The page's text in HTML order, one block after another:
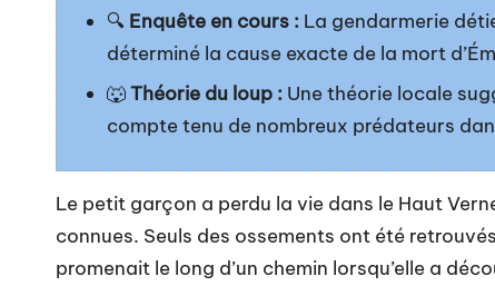
🔍 Enquête en cours : La gendarmerie
déterminé la cause exacte de la mort
🐺Théorie du loup : Une théorie locale
compte tenu de nombreux prédateurs
Le petit garçon a perdu la vie dans le Haut
connues. Seuls des ossements ont été
promenait le long d’un chemin lorsqu’elle a